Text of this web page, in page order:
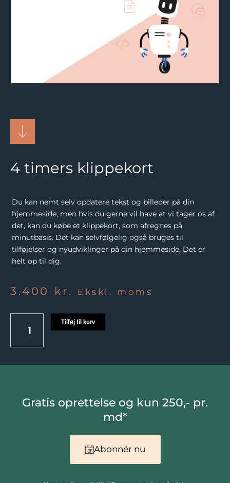
4 timers klippekort
Du kan nemt selv opdatere tekst og billeder på din
hjemmeside, men hvis du gerne vil have at vi tager os af
det, kan du købe et klippekort, som afregnes på
minutbasis. Det kan selvfølgelig også bruges til
tilføjelser og nyudviklinger på din hjemmeside. Det er
helt op til dig.
3.400 kr. Ekskl. moms
timers
klippekort
Tilføj til kurv
Gratis oprettelse og kun 250,- pr.
md*
Abonnér nu